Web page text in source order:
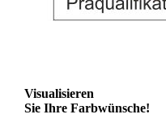
Visualisieren
Sie Ihre Farbwünsche!